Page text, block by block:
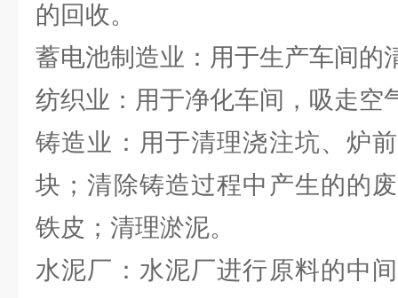
的回收。
蓄电池制造业：用于生产车间的
纺织业：用于净化车间，吸走空
铸造业：用于清理浇注坑、炉
块；清除铸造过程中产生的的
铁皮；清理淤泥。
水泥厂：水泥厂进行原料的中